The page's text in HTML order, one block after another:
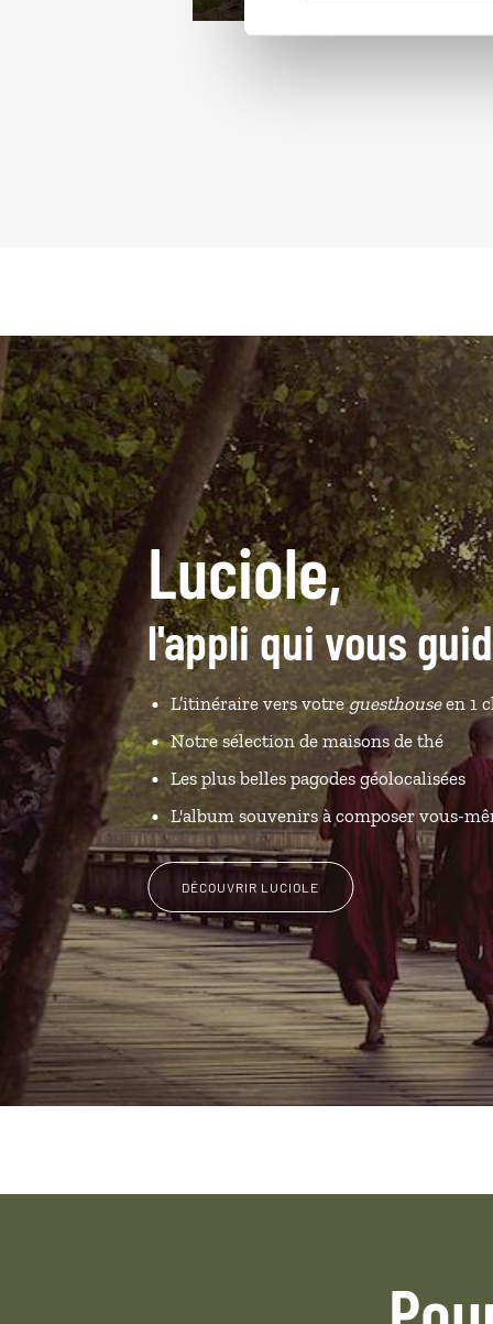
Luciole,
l'appli qui vous
L’itinéraire vers votreguesthouseen 1
Notre sélection de maisons de thé
Les plus belles pagodes géolocalisées
L'album souvenirs à composer vous-
DÉCOUVRIR LUCIOLE